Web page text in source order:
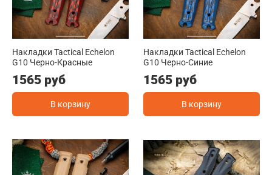
Накладки Tactical Echelon
G10 Черно-Красные
1565 руб
В корзину
Накладки Tactical Echelon
G10 Черно-Синие
1565 руб
В корзину